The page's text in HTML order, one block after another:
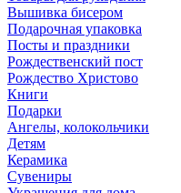
Вышивка бисером
Подарочная упаковка
Посты и праздники
Рождественский пост
Рождество Христово
Книги
Подарки
Ангелы, колокольчики
Детям
Керамика
Сувениры